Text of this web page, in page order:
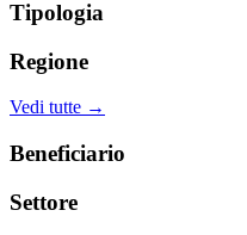
Tipologia
Regione
Vedi tutte →
Beneficiario
Settore